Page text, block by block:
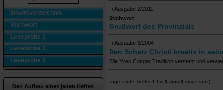
Inhaltsverzeichnis
Stichwort
Leseprobe 1
Leseprobe 2
Leseprobe 3
Den Aufbau eines jeden Heftes
In Ausgabe 2/2011
Stichwort
Grußwort des Provinzials
In Ausgabe 3/2004
Den Schatz Christi kreativ in
Wie Yves Congar Tradition versteht und
angezeigte Treffer 1 bis 3 (von 3 insgesamt)